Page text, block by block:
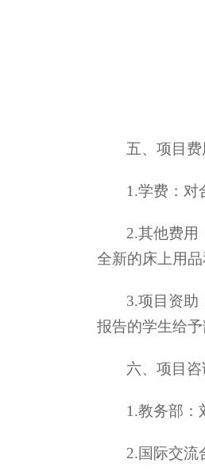
五、项目费
1.学费：对
2.其他费用
全新的床上用
3.项目资助
报告的学生给予
六、项目咨
1.教务部：
2.国际交流